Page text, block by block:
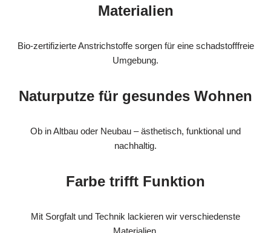
Materialien
Bio-zertifizierte Anstrichstoffe sorgen für eine schadstofffreie
Umgebung.
Naturputze für gesundes Wohnen
Ob in Altbau oder Neubau – ästhetisch, funktional und
nachhaltig.
Farbe trifft Funktion
Mit Sorgfalt und Technik lackieren wir verschiedenste